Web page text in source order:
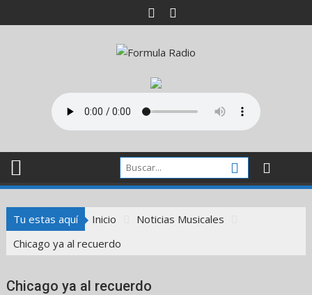
al
Tu estas aquí Inicio
Noticias Musicales
Chicago ya al recuerdo
Chicago ya al recuerdo